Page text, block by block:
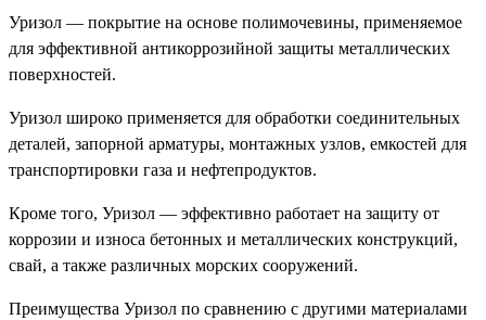
Уризол — покрытие на основе полимочевины, применяемое
для эффективной антикоррозийной защиты металлических
поверхностей.
Уризол широко применяется для обработки соединительных
деталей, запорной арматуры, монтажных узлов, емкостей для
транспортировки газа и нефтепродуктов.
Кроме того, Уризол — эффективно работает на защиту от
коррозии и износа бетонных и металлических конструкций,
свай, а также различных морских сооружений.
Преимущества Уризол по сравнению с другими материалами